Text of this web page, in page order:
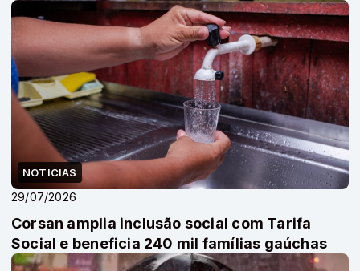
NOTICIAS
29/07/2026
Corsan amplia inclusão social com Tarifa
Social e beneficia 240 mil famílias gaúchas